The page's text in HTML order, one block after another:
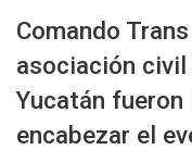
Comando
asociación
Yucatán
encabezar el